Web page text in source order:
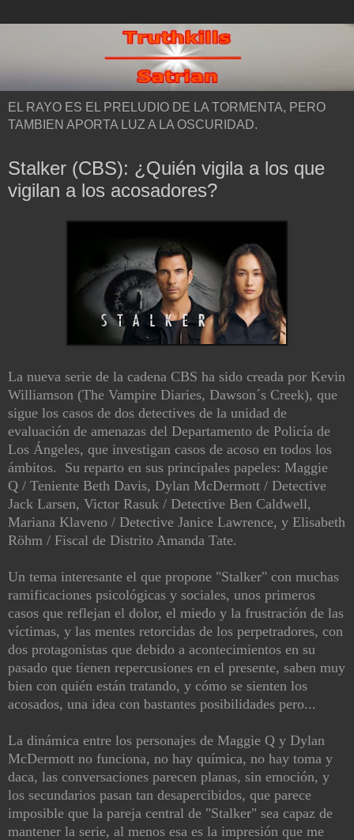
EL RAYO ES EL PRELUDIO DE LA TORMENTA, PERO
TAMBIEN APORTA LUZ A LA OSCURIDAD.
Stalker (CBS): ¿Quién vigila a los que
vigilan a los acosadores?
La nueva serie de la cadena CBS ha sido creada por Kevin
Williamson (The Vampire Diaries, Dawson´s Creek), que
sigue los casos de dos detectives de la unidad de
evaluación de amenazas del Departamento de Policía de
Los Ángeles, que investigan casos de acoso en todos los
ámbitos. Su reparto en sus principales papeles: Maggie
Q / Teniente Beth Davis, Dylan McDermott / Detective
Jack Larsen, Victor Rasuk / Detective Ben Caldwell,
Mariana Klaveno / Detective Janice Lawrence, y Elisabeth
Röhm / Fiscal de Distrito Amanda Tate.
Un tema interesante el que propone "Stalker" con muchas
ramificaciones psicológicas y sociales, unos primeros
casos que reflejan el dolor, el miedo y la frustración de las
víctimas, y las mentes retorcidas de los perpetradores, con
dos protagonistas que debido a acontecimientos en su
pasado que tienen repercusiones en el presente, saben muy
bien con quién están tratando, y cómo se sienten los
acosados, una idea con bastantes posibilidades pero...
La dinámica entre los personajes de Maggie Q y Dylan
McDermott no funciona, no hay química, no hay toma y
daca, las conversaciones parecen planas, sin emoción, y
los secundarios pasan tan desapercibidos, que parece
imposible que la pareja central de "Stalker" sea capaz de
mantener la serie, al menos esa es la impresión que me